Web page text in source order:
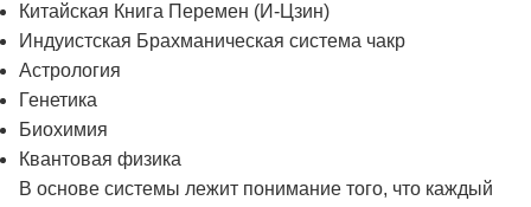
Китайская Книга Перемен (И-Цзин)
Индуистская Брахманическая система чакр
Астрология
Генетика
Биохимия
Квантовая физика
В основе системы лежит понимание того, что каждый